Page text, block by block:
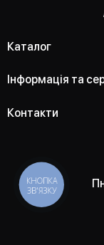
Каталог
Інформація та
Контакти
КНОПКА
ЗВ'ЯЗКУ